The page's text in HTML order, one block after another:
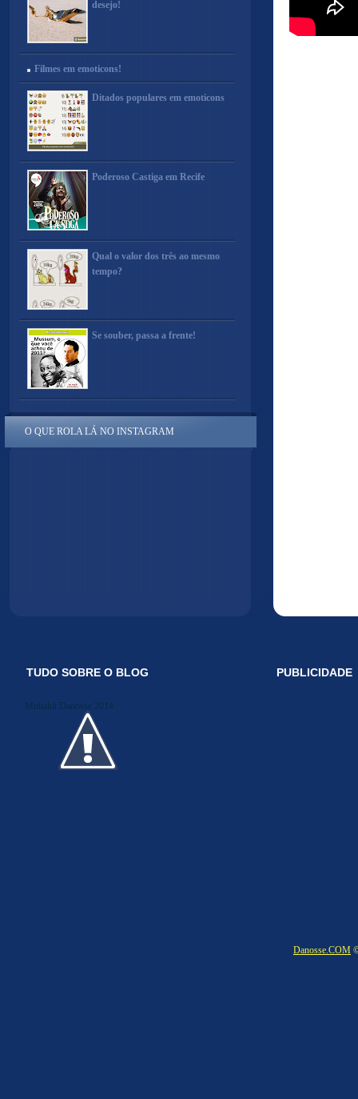
desejo!
Filmes em emoticons!
Ditados populares em emoticons
Poderoso Castiga em Recife
Qual o valor dos três ao mesmo
tempo?
Se souber, passa a frente!
O QUE ROLA LÁ NO INSTAGRAM
TUDO SOBRE O BLOG
Midiakit Danosse 2014
PUBLICIDADE
Danosse.COM